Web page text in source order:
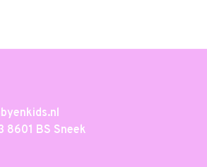
8601 BS Sneek